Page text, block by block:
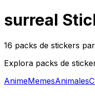
surreal
16 packs de stickers
Explora packs de
AnimeMemesAnimales